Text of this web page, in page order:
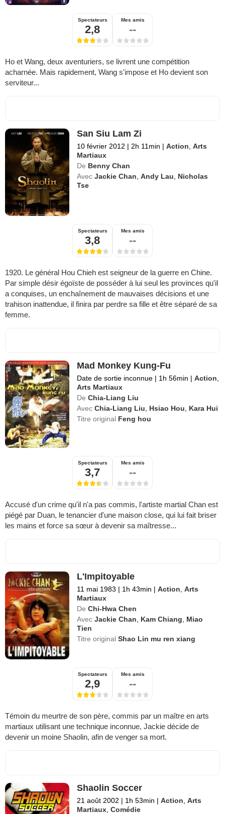
Spectateurs
2,8
Mes amis
--
Ho et Wang, deux aventuriers, se livrent une compétition
acharnée. Mais rapidement, Wang s'impose et Ho devient son
serviteur...
San Siu Lam Zi
10 février 2012 | 2h 11min | Action,Arts
Martiaux
De Benny Chan
Avec Jackie Chan,Andy Lau, Nicholas
Tse
Spectateurs
3,8
Mes amis
--
1920. Le général Hou Chieh est seigneur de la guerre en Chine.
Par simple désir égoïste de posséder à lui seul les provinces qu'il
a conquises, un enchaînement de mauvaises décisions et une
trahison inattendue, il finira par perdre sa fille et être séparé de sa
femme.
Mad Monkey Kung-Fu
Date de sortie inconnue | 1h 56min | Action,
Arts Martiaux
De Chia-Liang Liu
Avec Chia-Liang Liu, Hsiao Hou, Kara Hui
Titre original Feng hou
Spectateurs
3,7
Mes amis
--
Accusé d'un crime qu'il n'a pas commis, l'artiste martial Chan est
piégé par Duan, le tenancier d'une maison close, qui lui fait briser
les mains et force sa sœur à devenir sa maîtresse...
L'Impitoyable
11 mai 1983 | 1h 43min | Action,Arts
Martiaux
De Chi-Hwa Chen
Avec Jackie Chan, Kam Chiang, Miao
Tien
Titre originalShao Lin mu ren xiang
Spectateurs
2,9
Mes amis
--
Témoin du meurtre de son père, commis par un maître en arts
martiaux utilisant une technique inconnue, Jackie décide de
devenir un moine Shaolin, afin de venger sa mort.
Shaolin Soccer
21 août 2002 | 1h 53min | Action ,Arts
Martiaux ,Comédie